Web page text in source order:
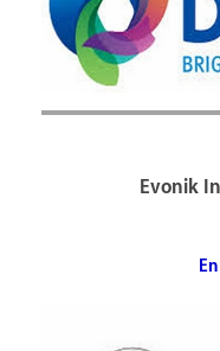
Evonik